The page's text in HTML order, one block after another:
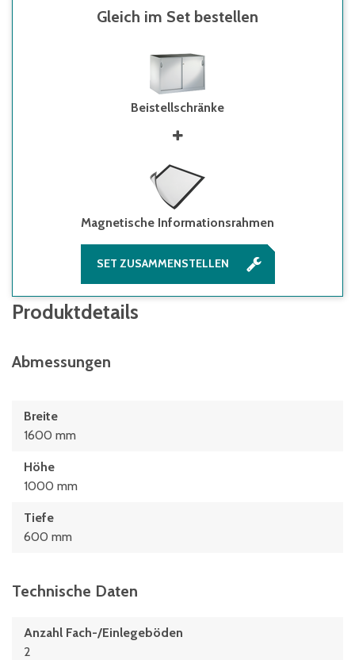
Gleich im Set bestellen
Beistellschränke
Magnetische Informationsrahmen
SET ZUSAMMENSTELLEN
Produktdetails
Abmessungen
Breite
1600 mm
Höhe
1000 mm
Tiefe
600 mm
Technische Daten
Anzahl Fach-/Einlegeböden
2